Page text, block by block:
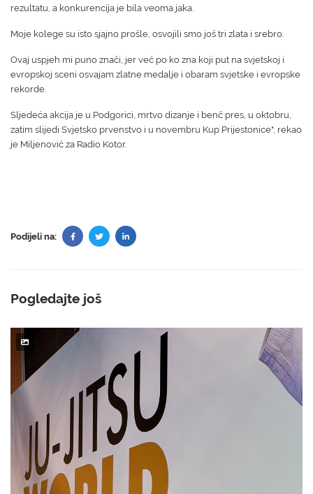
rezultatu, a konkurencija je bila veoma jaka.
Moje kolege su isto sjajno prošle, osvojili smo još tri zlata i srebro.
Ovaj uspjeh mi puno znači, jer već po ko zna koji put na svjetskoj i
evropskoj sceni osvajam zlatne medalje i obaram svjetske i evropske
rekorde.
Sljedeća akcija je u Podgorici, mrtvo dizanje i benč pres, u oktobru,
zatim slijedi Svjetsko prvenstvo i u novembru Kup Prijestonice", rekao
je Miljenović za Radio Kotor.
Podijeli na:
Pogledajte još